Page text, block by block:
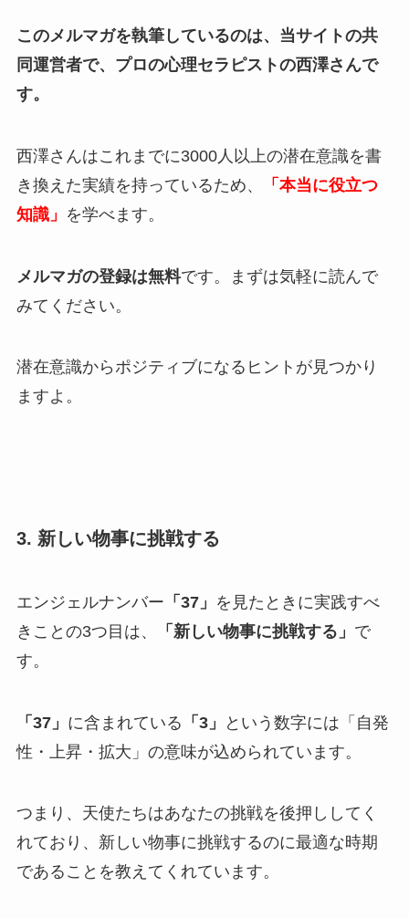
このメルマガを執筆しているのは、当サイトの共
同運営者で、プロの心理セラピストの西澤さんで
す。
西澤さんはこれまでに3000人以上の潜在意識を書
き換えた実績を持っているため、
「本当に役立つ
知識」 を学べます。
メルマガの登録は無料です。まずは気軽に読んで
みてください。
潜在意識からポジティブになるヒントが見つかり
ますよ。
3. 新しい物事に挑戦する
エンジェルナンバー 「37」 を見たときに実践すべ
きことの3つ目は、
「新しい物事に挑戦する」 で
す。
「37」 に含まれている 「3」
という数字には「自発
性・上昇・拡大」の意味が込められています。
つまり、天使たちはあなたの挑戦を後押ししてく
れており、新しい物事に挑戦するのに最適な時期
であることを教えてくれています。